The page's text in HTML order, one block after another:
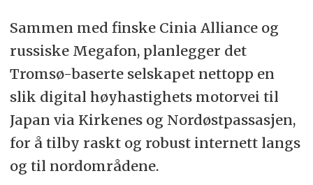
Sammen med finske Cinia Alliance og
russiske Megafon, planlegger det
Tromsø-baserte selskapet nettopp en
slik digital høyhastighets motorvei til
Japan via Kirkenes og Nordøstpassasjen,
for å tilby raskt og robust internett langs
og til nordområdene.